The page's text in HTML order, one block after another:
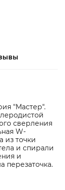
"Мастер".
сверления
W-
из точки
и спирали
и
перезаточка.